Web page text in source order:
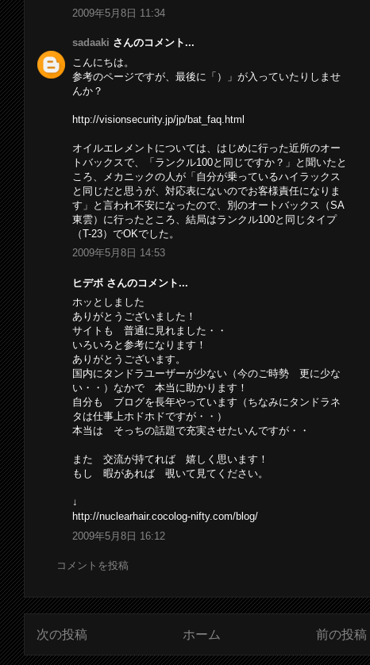
2009年5月8日 11:34
sadaaki さんのコメント...
こんにちは。
参考のページですが、最後に「）」が入っていたりしませ
んか？
http://visionsecurity.jp/jp/bat_faq.html
オイルエレメントについては、はじめに行った近所のオー
トバックスで、「ランクル100と同じですか？」と聞いたと
ころ、メカニックの人が「自分が乗っているハイラックス
と同じだと思うが、対応表にないのでお客様責任になりま
す」と言われ不安になったので、別のオートバックス（SA
東雲）に行ったところ、結局はランクル100と同じタイプ
（T-23）でOKでした。
2009年5月8日 14:53
ヒデボ さんのコメント...
ホッとしました
ありがとうございました！
サイトも 普通に見れました・・
いろいろと参考になります！
ありがとうございます。
国内にタンドラユーザーが少ない（今のご時勢 更に少な
い・・）なかで 本当に助かります！
自分も ブログを長年やっています（ちなみにタンドラネ
タは仕事上ホドホドですが・・）
本当は そっちの話題で充実させたいんですが・・
また 交流が持てれば 嬉しく思います！
もし 暇があれば 覗いて見てください。
↓
http://nuclearhair.cocolog-nifty.com/blog/
2009年5月8日 16:12
コメントを投稿
次の投稿 前の投稿
ホーム